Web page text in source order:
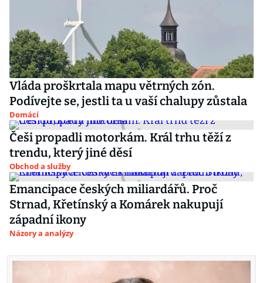
Vláda proškrtala mapu větrných zón.
Podívejte se, jestli ta u vaší chalupy zůstala
Domácí
Češi propadli motorkám. Král trhu těží z
trendu, který jiné děsí
Obchod a služby
Emancipace českých miliardářů. Proč
Strnad, Křetínský a Komárek nakupují
západní ikony
Názory a analýzy